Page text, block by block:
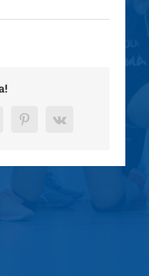
Pinterest
Vk